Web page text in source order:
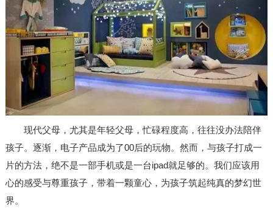
现代父母，尤其是年轻父母，忙碌程度高，往往没办法陪伴
孩子。逐渐，电子产品成为了00后的玩物。然而，与孩子打成一
片的方法，绝不是一部手机或是一台ipad就足够的。我们应该用
心的感受与尊重孩子，带着一颗童心，为孩子筑起纯真的梦幻世
界。